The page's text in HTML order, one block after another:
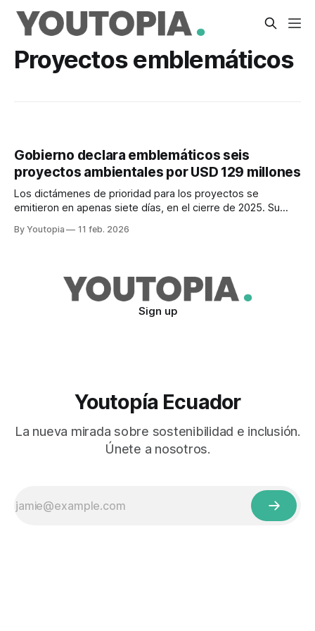
Proyectos emblemáticos
Gobierno declara emblemáticos seis
proyectos ambientales por USD 129 millones
Los dictámenes de prioridad para los proyectos se
emitieron en apenas siete días, en el cierre de 2025. Su
By Youtopia 11 feb. 2026
Sign up
Youtopía Ecuador
La nueva mirada sobre sostenibilidad e inclusión.
Únete a nosotros.